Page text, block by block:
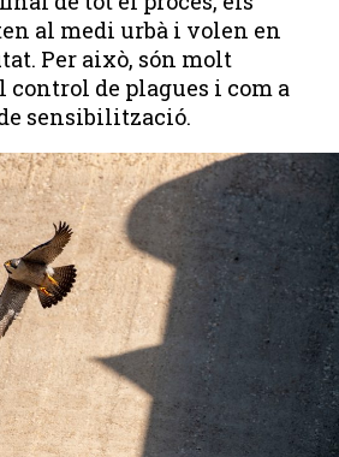
al medi urbà i volen en
Per això, són molt
control de plagues i com a
sensibilització.